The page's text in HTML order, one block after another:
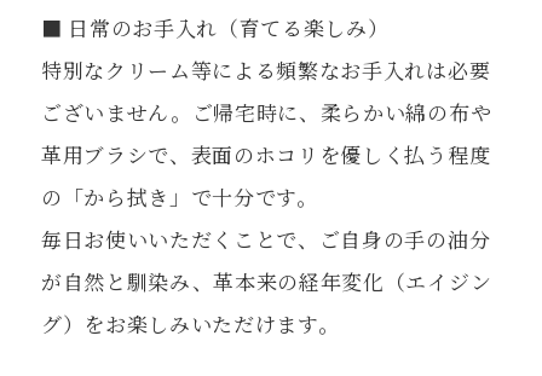
■ 日常のお手入れ（育てる楽しみ）
特別なクリーム等による頻繁なお手入れは必要
ございません。ご帰宅時に、柔らかい綿の布や
革用ブラシで、表面のホコリを優しく払う程度
の「から拭き」で十分です。
毎日お使いいただくことで、ご自身の手の油分
が自然と馴染み、革本来の経年変化（エイジン
グ）をお楽しみいただけます。